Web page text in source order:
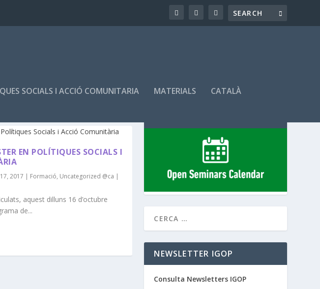
SOCIALS I ACCIÓ COMUNITARIA MATERIALS CATALÀ
EN POLÍTIQUES SOCIALS I
2017 | Formació, Uncategorized @ca |
aquest dilluns 16 d’octubre
de...
NEWSLETTER IGOP
Consulta Newsletters IGOP